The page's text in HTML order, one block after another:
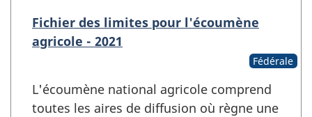
Fichier des limites pour l'écoumène
agricole - 2021
Fédérale
L'écoumène national agricole comprend
toutes les aires de diffusion où règne une